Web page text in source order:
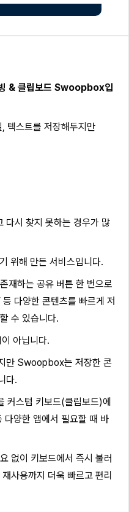
& 클립보드 Swoopbox입
텍스트를 저장해두지만
다시 찾지 못하는 경우가 많
위해 만든 서비스입니다.
재하는 공유 버튼 한 번으로
다양한 콘텐츠를 빠르게 저
수 있습니다.
아닙니다.
만 Swoopbox는 저장한 콘
다.
커스텀 키보드(클립보드)에
다양한 앱에서 필요할 때 바
없이 키보드에서 즉시 불러
사용까지 더욱 빠르고 편리